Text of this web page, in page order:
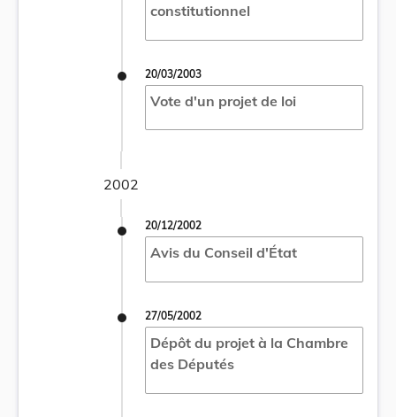
constitutionnel
20/03/2003
Vote d'un projet de loi
2002
20/12/2002
Avis du Conseil d'État
27/05/2002
Dépôt du projet à la Chambre
des Députés